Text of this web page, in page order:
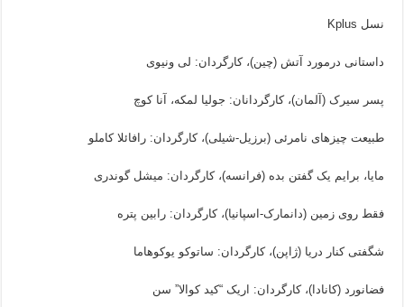
نسل Kplus
داستانی درمورد آتش (چین)، کارگردان: لی ونیوی
پسر سیرک (آلمان)، کارگردانان: جولیا لمکه، آنا کوچ
طبیعت چیزهای نامرئی (برزیل-شیلی)، کارگردان: رافائلا کاملو
مایا، برایم یک گفتن بده (فرانسه)، کارگردان: میشل گوندری
فقط روی زمین (دانمارک-اسپانیا)، کارگردان: رابین پتره
شگفتی کنار دریا (ژاپن)، کارگردان: ساتوکو یوکوهاما
فضانورد (کانادا)، کارگردان: اریک “کید کوالا” سن